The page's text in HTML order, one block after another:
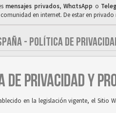
mensajes privados,WhαtsApp o
en internet. De estar en
- POLÍTICA DE
DE PRIVACIDAD Y
en la legislación vigente, el Sitio